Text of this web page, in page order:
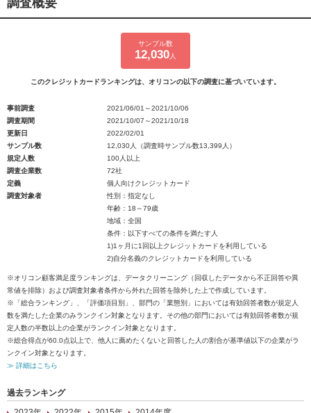
調査概要
サンプル数
12,030 人
このクレジットカードランキングは、オリコンの以下の調査に基づいています。
事前調査
2021/06/01～2021/10/06
調査期間
2021/10/07～2021/10/18
更新日
2022/02/01
サンプル数
12,030人（調査時サンプル数13,399人）
規定人数
100人以上
調査企業数
72社
定義
個人向けクレジットカード
調査対象者
性別：指定なし
年齢：18～79歳
地域：全国
条件：以下すべての条件を満たす人
1)1ヶ月に1回以上クレジットカードを利用している
2)自分名義のクレジットカードを利用している
※オリコン顧客満足度ランキングは、データクリーニング（回収したデータから不正回答や異
常値を排除）および調査対象者条件から外れた回答を除外した上で作成しています。
※「総合ランキング」、「評価項目別」、部門の「業態別」においては有効回答者数が規定人
数を満たした企業のみランクイン対象となります。その他の部門においては有効回答者数が規
定人数の半数以上の企業がランクイン対象となります。
※総合得点が60.0点以上で、他人に薦めたくないと回答した人の割合が基準値以下の企業がラ
ンクイン対象となります。
≫ 詳細はこちら
過去ランキング